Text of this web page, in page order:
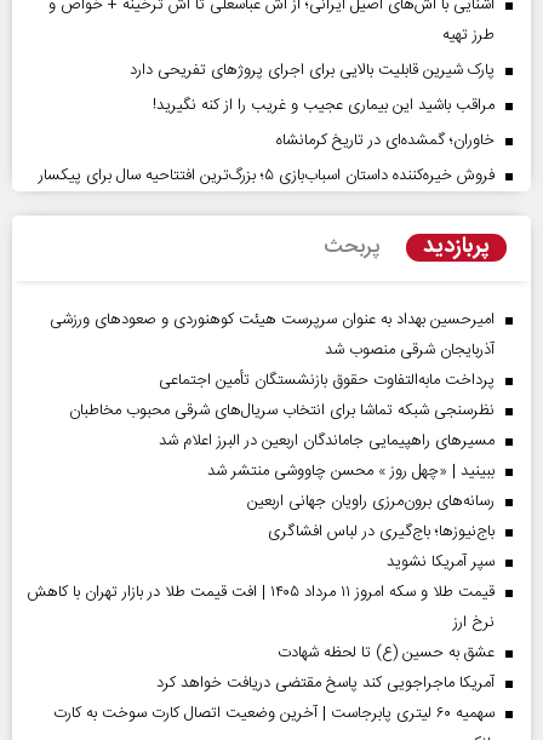
طرز تهیه
پارک شیرین قابلیت‌ بالایی برای اجرای پروژهای تفریحی دارد
مراقب باشید این بیماری عجیب و غریب را از کنه نگیرید!
خاوران؛ گمشده‌ای در تاریخ کرمانشاه
فروش خیره‌کننده داستان اسباب‌بازی ۵؛ بزرگ‌ترین افتتاحیه سال برای پیکسار
پربازدید پربحث
امیرحسین بهداد به عنوان سرپرست هیئت کوهنوردی و صعودهای ورزشی
آذربایجان شرقی منصوب شد
پرداخت مابه‌التفاوت حقوق بازنشستگان تأمین اجتماعی
نظرسنجی شبکه تماشا برای انتخاب سریال‌های شرقی محبوب مخاطبان
مسیر‌های راهپیمایی جاماندگان اربعین در البرز اعلام شد
ببینید | «چهل روز » محسن چاووشی منتشر شد
رسانه‌های برون‌مرزی راویان جهانی اربعین
باج‌نیوزها؛ باج‌گیری در لباس افشاگری
سپر آمریکا نشوید
قیمت طلا و سکه امروز ۱۱ مرداد ۱۴۰۵ | افت قیمت طلا در بازار تهران با کاهش
نرخ ارز
عشق به حسین (ع) تا لحظه شهادت
آمریکا ماجراجویی کند پاسخ مقتضی دریافت خواهد کرد
سهمیه ۶۰ لیتری پابرجاست | آخرین وضعیت اتصال کارت سوخت به کارت